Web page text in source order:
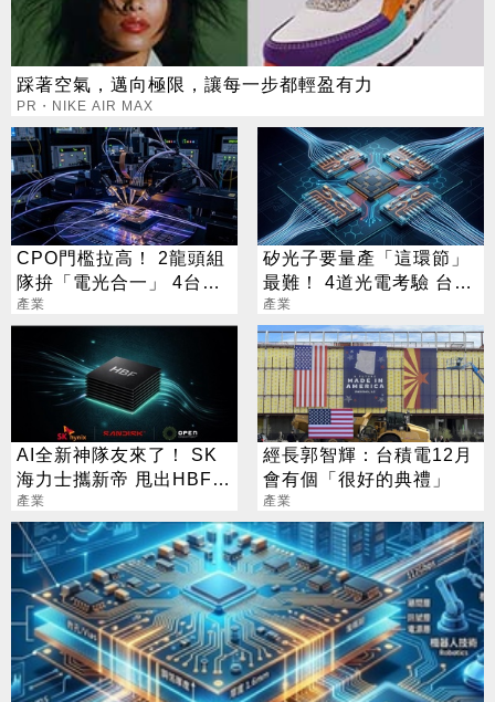
踩著空氣，邁向極限，讓每一步都輕盈有力
PR・NIKE AIR MAX
CPO門檻拉高！ 2龍頭組
隊拚「電光合一」 4台廠
暗中卡位
產業
矽光子要量產「這環節」
最難！ 4道光電考驗 台廠
供應鏈一次看
產業
AI全新神隊友來了！ SK
海力士攜新帝 甩出HBF黑
科技
產業
經長郭智輝：台積電12月
會有個「很好的典禮」
產業